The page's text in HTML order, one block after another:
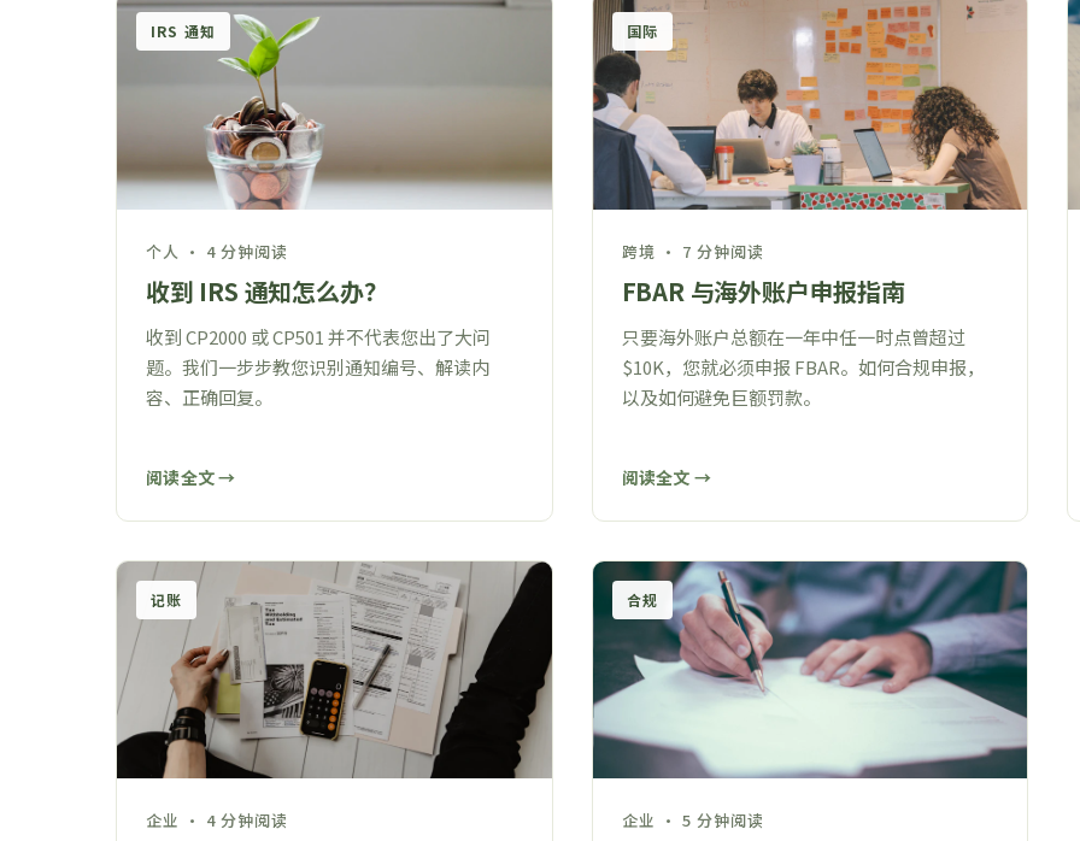
IRS 通知
个人 · 4 分钟阅读
收到 IRS 通知怎么办？
收到 CP2000 或 CP501 并不代表您出了大问
题。我们一步步教您识别通知编号、解读内
容、正确回复。
阅读全文 →
国际
跨境 · 7 分钟阅读
FBAR 与海外账户申报指南
只要海外账户总额在一年中任一时点曾超过
$10K，您就必须申报 FBAR。如何合规申报，
以及如何避免巨额罚款。
阅读全文 →
记账
企业 · 4 分钟阅读
合规
企业 · 5 分钟阅读